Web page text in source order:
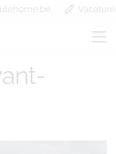
ossature